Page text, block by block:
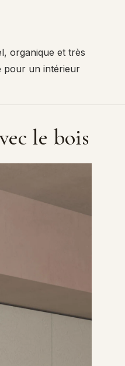
organique et très
pour un intérieur
le bois